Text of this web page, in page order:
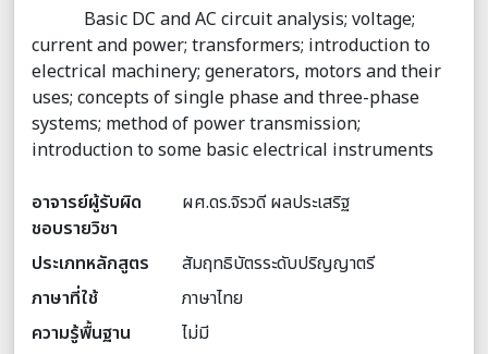
Basic DC and AC circuit analysis; voltage;
current and power; transformers; introduction to
electrical machinery; generators, motors and their
uses; concepts of single phase and three-phase
systems; method of power transmission;
introduction to some basic electrical instruments
อาจารย์ผู้รับผิด
ชอบรายวิชา
ผศ.ดร.จิรวดี ผลประเสริฐ
ประเภทหลักสูตร
สัมฤทธิบัตรระดับปริญญาตรี
ภาษาที่ใช้
ภาษาไทย
ความรู้พื้นฐาน
ไม่มี